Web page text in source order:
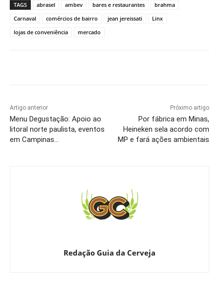
TAGS abrasel ambev bares e restaurantes
brahma
Carnaval
comércios de bairro jean jereissati
Linx
lojas de conveniência
mercado
Artigo anterior
Menu Degustação: Apoio ao
litoral norte paulista, eventos
em Campinas…
Próximo artigo
Por fábrica em Minas,
Heineken sela acordo com
MP e fará ações ambientais
Redação Guia da Cerveja